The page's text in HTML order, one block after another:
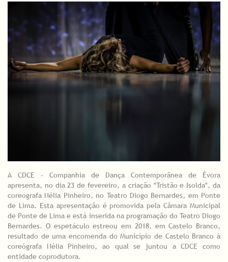
A CDCE - Companhia de Dança Contemporânea de Évora
apresenta, no dia 23 de fevereiro, a criação "Tristão e Isolda", da
coreografa Nélia Pinheiro, no Teatro Diogo Bernardes, em Ponte
de Lima. Esta apresentação é promovida pela Câmara Municipal
de Ponte de Lima e está inserida na programação do Teatro Diogo
Bernardes. O espetáculo estreou em 2018, em Castelo Branco,
resultado de uma encomenda do Município de Castelo Branco à
coreógrafa Nélia Pinheiro, ao qual se juntou a CDCE como
entidade coprodutora.